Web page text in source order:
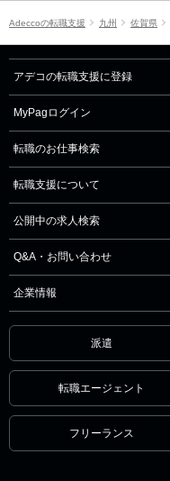
Adeccoの転職支援 九州 佐賀県
アデコの転職支援に登録
MyPagログイン
転職のお仕事検索
転職支援について
公開中の求人検索
Q&A・お問い合わせ
企業情報
派遣
転職エージェント
フリーランス